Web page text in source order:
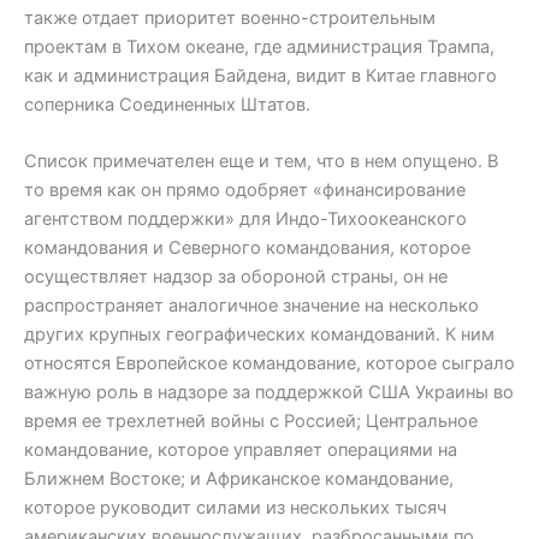
также отдает приоритет военно-строительным
проектам в Тихом океане, где администрация Трампа,
как и администрация Байдена, видит в Китае главного
соперника Соединенных Штатов.
Список примечателен еще и тем, что в нем опущено. В
то время как он прямо одобряет «финансирование
агентством поддержки» для Индо-Тихоокеанского
командования и Северного командования, которое
осуществляет надзор за обороной страны, он не
распространяет аналогичное значение на несколько
других крупных географических командований. К ним
относятся Европейское командование, которое сыграло
важную роль в надзоре за поддержкой США Украины во
время ее трехлетней войны с Россией; Центральное
командование, которое управляет операциями на
Ближнем Востоке; и Африканское командование,
которое руководит силами из нескольких тысяч